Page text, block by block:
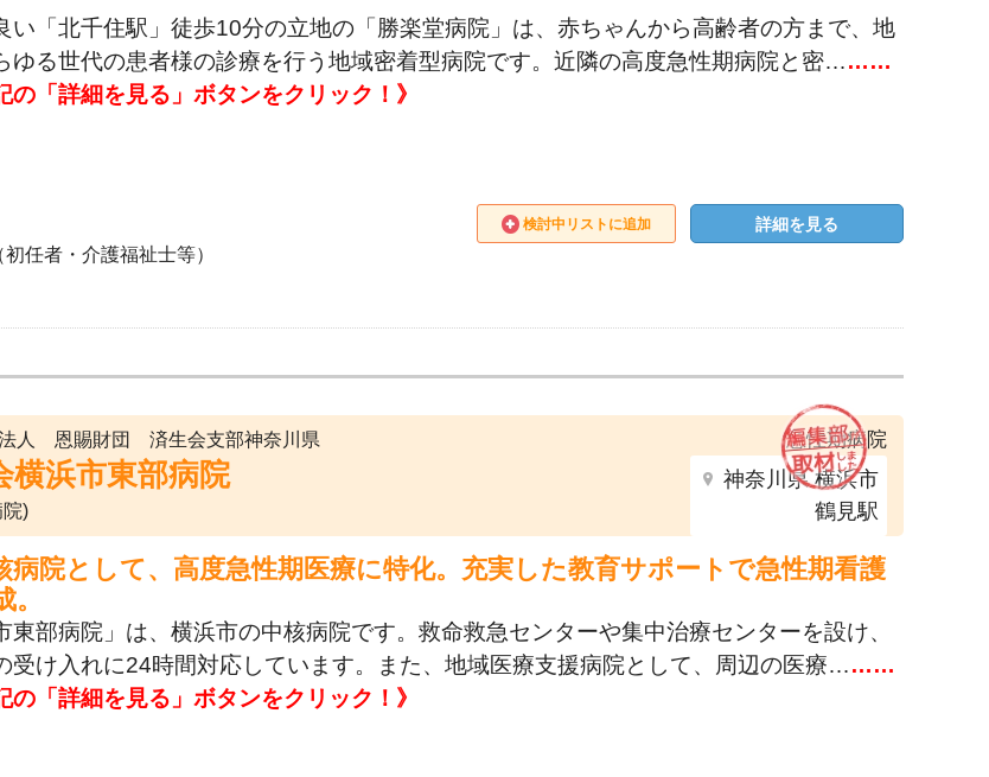
い「北千住駅」徒歩10分の立地の「勝楽堂病院」は、赤ちゃんから高齢者の方まで、地
ゆる世代の患者様の診療を行う地域密着型病院です。近隣の高度急性期病院と密………
の「詳細を見る」ボタンをクリック！》
任者・介護福祉士等）
検討中リストに追加 詳細を見る
人 恩賜財団 済生会支部神奈川県
横浜市東部病院
院)
急性期病院
神奈川県 横浜市
鶴見駅
病院として、高度急性期医療に特化。充実した教育サポートで急性期看護
東部病院」は、横浜市の中核病院です。救命救急センターや集中治療センターを設け、
受け入れに24時間対応しています。また、地域医療支援病院として、周辺の医療………
の「詳細を見る」ボタンをクリック！》